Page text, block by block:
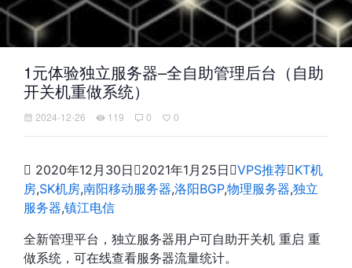
1元体验独立服务器–全自助管理后台（自助
开关机重做系统）
2024-12-26 119 0 0
 2020年12月30日2021年1月25日VPS推荐KT机
房,SK机房,南阳移动服务器,洛阳BGP,物理服务器,独立
服务器,镇江电信
全新管理平台，独立服务器用户可自助开关机 重启 重
做系统，可在线查看服务器流量统计。